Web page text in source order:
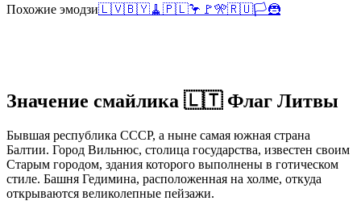
Похожие эмодзи🇱🇻🇧🇾🧹 🇵🇱🦩 🚩🎌🇷🇺🏳️🦹
Значение смайлика 🇱🇹 Флаг Литвы
Бывшая республика СССР, а ныне самая южная страна
Балтии. Город Вильнюс, столица государства, известен своим
Старым городом, здания которого выполнены в готическом
стиле. Башня Гедимина, расположенная на холме, откуда
открываются великолепные пейзажи.